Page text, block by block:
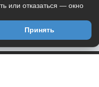
или отказаться — окно
Принять